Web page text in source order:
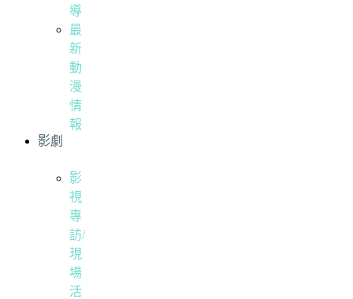
導
最
新
動
漫
情
報
影劇
影
視
專
訪/
現
場
活